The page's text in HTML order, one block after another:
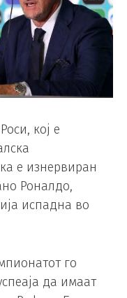
кој е
е изнервиран
Роналдо,
испадна во
го
да имаат